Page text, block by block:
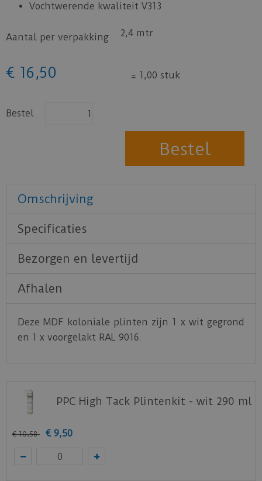
Vochtwerende kwaliteit V313
Aantal per verpakking 2,4 mtr
€ 16 ,50 = 1,00 stuk
Bestel
Omschrijving
Specificaties
Bezorgen en levertijd
Afhalen
Deze MDF koloniale plinten zijn 1 x wit gegrond
en 1 x voorgelakt RAL 9016.
PPC High Tack Plintenkit - wit 290 ml
€ 10,58 € 9,50